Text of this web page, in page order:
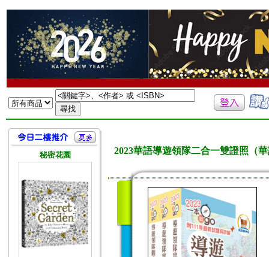
秘密花園 2023華語導遊領隊二合一雙證照（